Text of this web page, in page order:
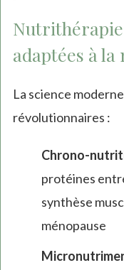
adaptées à la
La science
révolutionnaires :
Chrono-
protéines
synthèse
ménopause